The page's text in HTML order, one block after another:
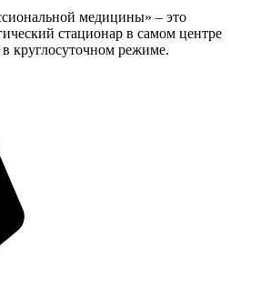
медицины» – это
стационар в самом центре
круглосуточном режиме.